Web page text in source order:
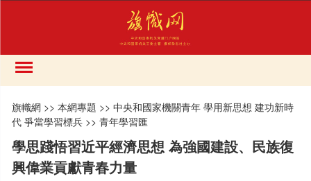
旗幟網 >>本網專題 >>中央和國家機關青年 學用新思想 建功新時
代 爭當學習標兵 >>青年學習匯
學思踐悟習近平經濟思想 為強國建設、民族復
興偉業貢獻青春力量